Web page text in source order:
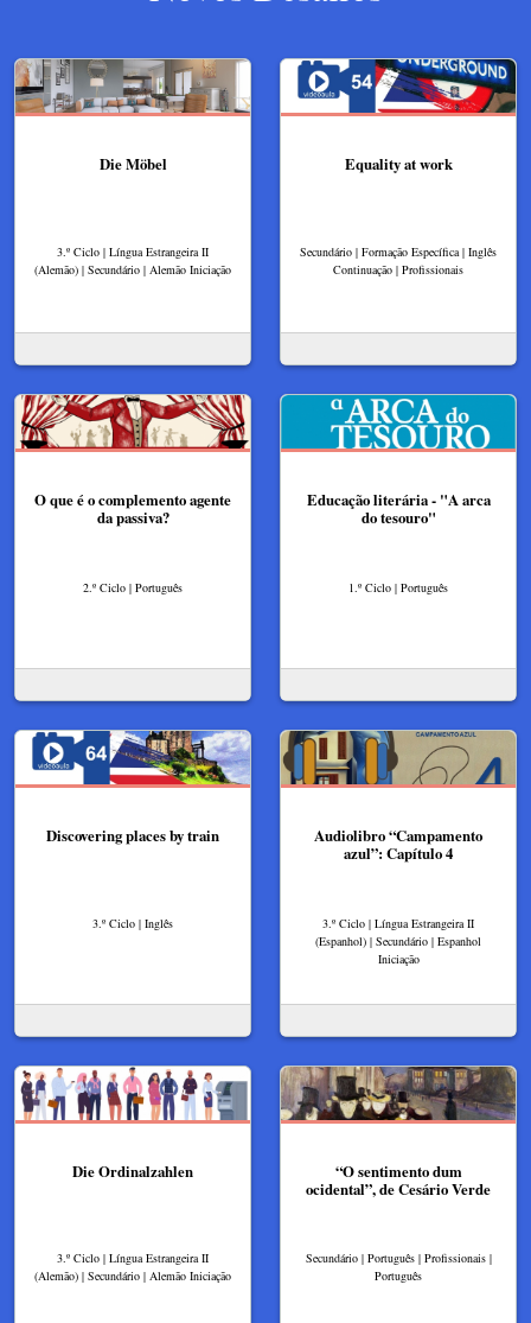
Die Möbel
3.º Ciclo | Língua Estrangeira II
(Alemão) | Secundário | Alemão Iniciação
Equality at work
Secundário | Formação Específica | Inglês
Continuação | Profissionais
O que é o complemento agente
da passiva?
2.º Ciclo | Português
Educação literária - "A arca
do tesouro"
1.º Ciclo | Português
Discovering places by train
3.º Ciclo | Inglês
Audiolibro “Campamento
azul”: Capítulo 4
3.º Ciclo | Língua Estrangeira II
(Espanhol) | Secundário | Espanhol
Iniciação
Die Ordinalzahlen
3.º Ciclo | Língua Estrangeira II
(Alemão) | Secundário | Alemão Iniciação
“O sentimento dum
ocidental”, de Cesário Verde
Secundário | Português | Profissionais |
Português